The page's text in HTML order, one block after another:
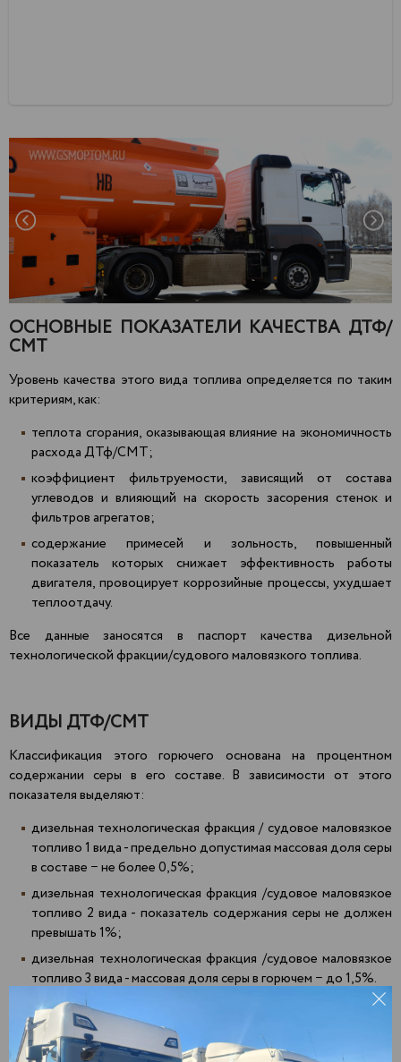
ОСНОВНЫЕ ПОКАЗАТЕЛИ КАЧЕСТВА ДТФ/
СМТ
Уровень качества этого вида топлива определяется по таким
критериям, как:
теплота сгорания, оказывающая влияние на экономичность
расхода ДТф/СМТ;
коэффициент фильтруемости, зависящий от состава
углеводов и влияющий на скорость засорения стенок и
фильтров агрегатов;
содержание примесей и зольность, повышенный
показатель которых снижает эффективность работы
двигателя, провоцирует коррозийные процессы, ухудшает
теплоотдачу.
Все данные заносятся в паспорт качества дизельной
технологической фракции/судового маловязкого топлива.
ВИДЫ ДТФ/СМТ
Классификация этого горючего основана на процентном
содержании серы в его составе. В зависимости от этого
показателя выделяют:
дизельная технологическая фракция / судовое маловязкое
топливо 1 вида - предельно допустимая массовая доля серы
в составе − не более 0,5%;
дизельная технологическая фракция /судовое маловязкое
топливо 2 вида - показатель содержания серы не должен
превышать 1%;
дизельная технологическая фракция /судовое маловязкое
топливо 3 вида - массовая доля серы в горючем − до 1,5%.
Доставка печного топлива СМТ оптом
Агрыз
Актаныш
Зеленодольск
Златоуст
Пенза